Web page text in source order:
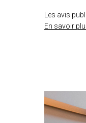
Les avis
En savoir